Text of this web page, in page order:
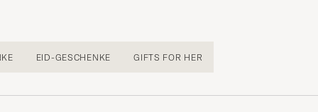
EID-GESCHENKE GIFTS FOR HER